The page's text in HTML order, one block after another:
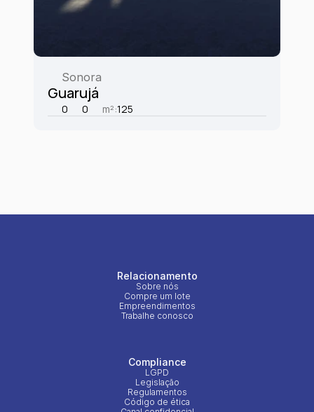
Sonora
Guarujá
0 0 m²:125
Relacionamento
Sobre nós
Compre um lote
Empreendimentos
Trabalhe conosco
Compliance
LGPD
Legislação
Regulamentos
Código de ética